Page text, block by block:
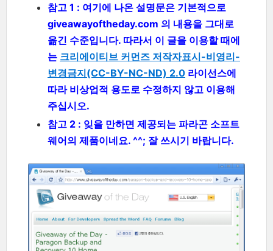
참고 1 : 여기에 나온 설명문은 기본적으로
giveawayoftheday.com 의 내용을 그대로
옮긴 수준입니다. 따라서 이 글을 이용할 때에
는 크리에이티브 커먼즈 저작자표시-비영리-
변경금지(CC-BY-NC-ND) 2.0 라이선스에
따라 비상업적 용도로 수정하지 않고 이용해
주십시오.
참고 2 : 잊을 만하면 제공되는 파라곤 소프트
웨어의 제품이네요. ^^; 잘 쓰시기 바랍니다.